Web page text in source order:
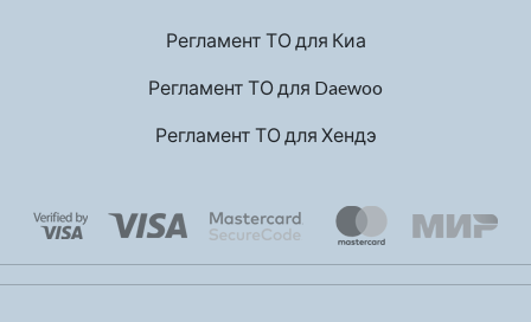
Регламент ТО для Киа
Регламент ТО для Daewoo
Регламент ТО для Хендэ